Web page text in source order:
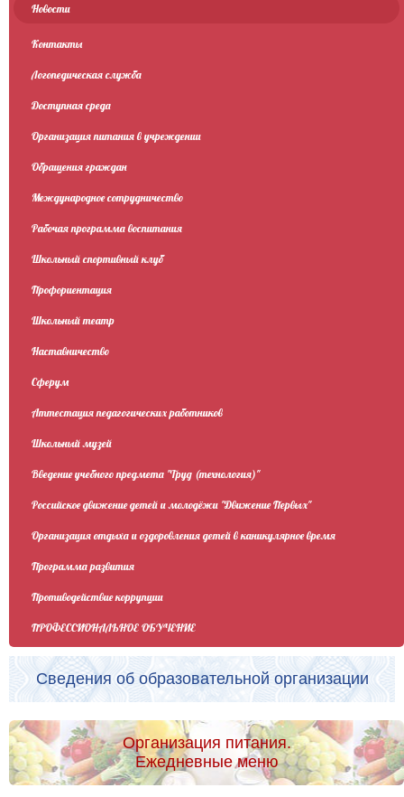
Новости
Контакты
Логопедическая служба
Доступная среда
Организация питания в учреждении
Обращения граждан
Международное сотрудничество
Рабочая программа воспитания
Школьный спортивный клуб
Профориентация
Школьный театр
Наставничество
Сферум
Аттестация педагогических работников
Школьный музей
Введение учебного предмета "Труд (технология)"
Российское движение детей и молодёжи "Движение Первых"
Организация отдыха и оздоровления детей в каникулярное время
Программа развития
Противодействие коррупции
ПРОФЕССИОНАЛЬНОЕ ОБУЧЕНИЕ
Сведения об образовательной организации
Организация питания.
Ежедневные меню